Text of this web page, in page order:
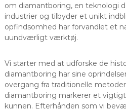
om diamantboring, en teknologi
industrier og tilbyder et unikt
opfindsomhed har forvandlet et
uundværligt værktøj.
Vi starter med at udforske de
diamantboring har sine
overgang fra traditionelle
diamantboring markerer et
kunnen. Efterhånden som vi